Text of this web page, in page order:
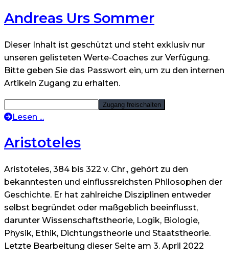
Andreas Urs Sommer
Dieser Inhalt ist geschützt und steht exklusiv nur
unseren gelisteten Werte-Coaches zur Verfügung.
Bitte geben Sie das Passwort ein, um zu den internen
Artikeln Zugang zu erhalten.
Lesen ...
Aristoteles
Aristoteles, 384 bis 322 v. Chr., gehört zu den
bekanntesten und einflussreichsten Philosophen der
Geschichte. Er hat zahlreiche Disziplinen entweder
selbst begründet oder maßgeblich beeinflusst,
darunter Wissenschaftstheorie, Logik, Biologie,
Physik, Ethik, Dichtungstheorie und Staatstheorie.
Letzte Bearbeitung dieser Seite am 3. April 2022